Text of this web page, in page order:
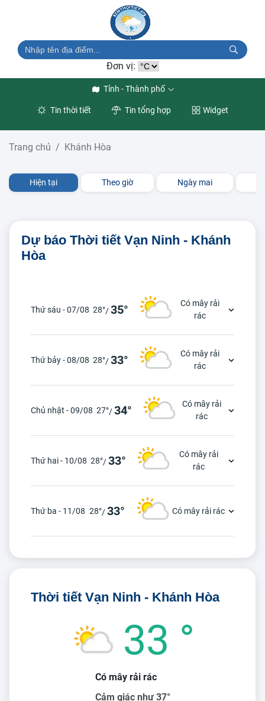
Đơn vị:
Tỉnh - Thành phố
Tin thời tiết Tin tổng hợp Widget
Trang chủ Khánh Hòa
Hiện tại Theo giờ Ngày mai
Dự báo Thời tiết Vạn Ninh - Khánh
Hòa
Thứ sáu - 07/08 28°/35°
Có mây rải
rác
Thứ bảy - 08/08 28°/33°
Có mây rải
rác
Chủ nhật - 09/08 27°/34°
Có mây rải
rác
Thứ hai - 10/08 28°/33°
Có mây rải
rác
Thứ ba - 11/08 28°/33° Có mây rải rác
Thời tiết Vạn Ninh - Khánh Hòa
33 °
Có mây rải rác
Cảm giác như 37°